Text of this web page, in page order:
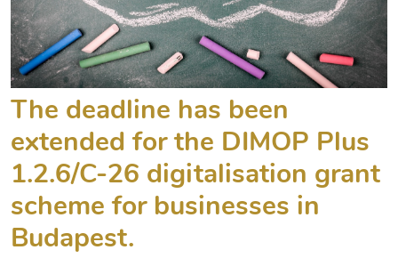
The deadline has been
extended for the DIMOP Plus
1.2.6/C-26 digitalisation grant
scheme for businesses in
Budapest.